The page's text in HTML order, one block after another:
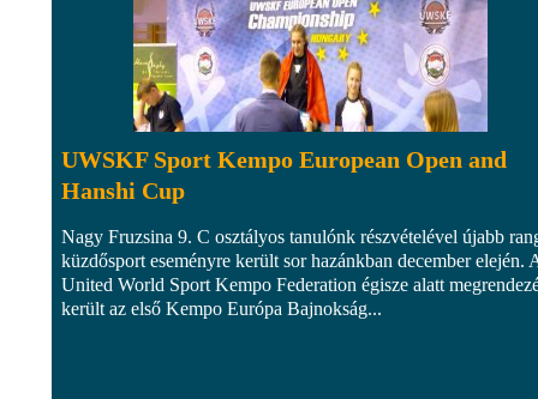
UWSKF Sport Kempo European Open and
Hanshi Cup
Nagy Fruzsina 9. C osztályos tanulónk részvételével újabb
küzdősport eseményre került sor hazánkban december elején.
United World Sport Kempo Federation égisze alatt
került az első Kempo Európa Bajnokság...